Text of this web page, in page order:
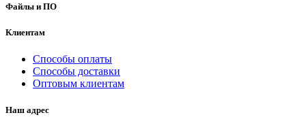
Файлы и ПО
Клиентам
Способы оплаты
Способы доставки
Оптовым клиентам
Наш адрес